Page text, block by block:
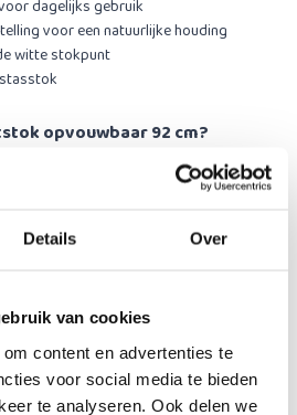
Details Over
van cookies
content en advertenties te
voor social media te bieden
te analyseren. Ook delen we
dagelijks gebruik
voor een natuurlijke houding
witte stokpunt
opvouwbaar 92 cm?
stevig vastzitten. Controleer of de stok
wanneer je rechtop staat. Na gebruik
gebruikers of als extra taststok
de taststok gemakkelijk mee te nemen,
zijn meegeleverd tasje past.